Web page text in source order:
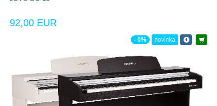
92,00 EUR
- 0% novinka